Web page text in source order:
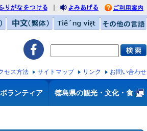
りがなをつける
みあげる
利用案内
セス方法 サイトマップ リンク お問い合わせ
ボランティア 徳島県の観光・文化・食